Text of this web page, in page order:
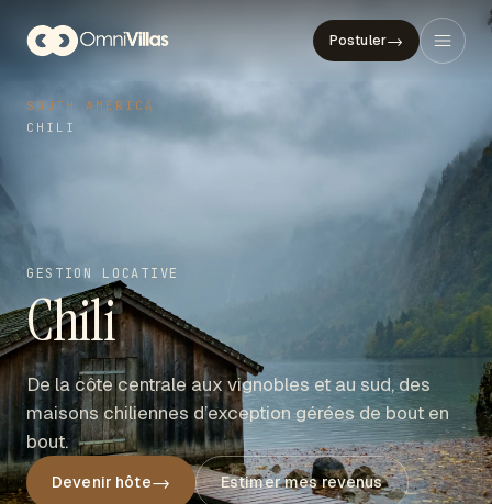
Postuler→
SOUTH AMERICA
CHILI
GESTION LOCATIVE
Chili
De la côte centrale aux vignobles et au sud, des
maisons chiliennes d’exception gérées de bout en
bout.
Devenir hôte→ Estimer mes revenus